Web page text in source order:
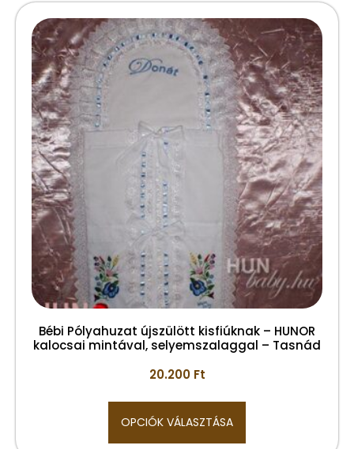
Bébi Pólyahuzat újszülött kisfiúknak – HUNOR
kalocsai mintával, selyemszalaggal – Tasnád
20.200 Ft
OPCIÓK VÁLASZTÁSA